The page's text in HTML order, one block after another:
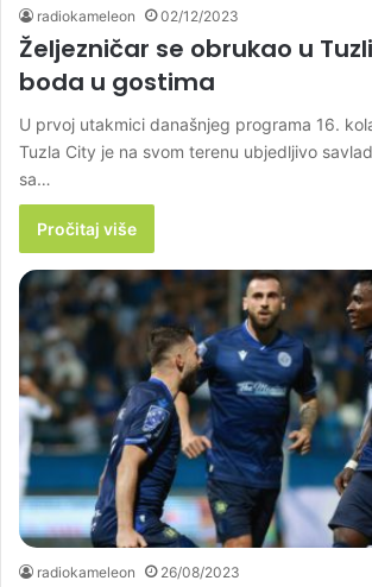
radiokameleon 02/12/2023
Željezničar se obrukao u
boda u gostima
U prvoj utakmici današnjeg programa 16.
Tuzla City je na svom terenu ubjedljivo
sa…
Pročitaj više
radiokameleon 26/08/2023